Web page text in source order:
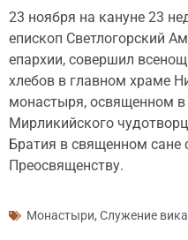
23 ноября на кануне 23
епископ Светлогорский
епархии, совершил
хлебов в главном храме
монастыря, освященном в
Мирликийского
Братия в священном сане
Преосвященству.
Монастыри, Служение